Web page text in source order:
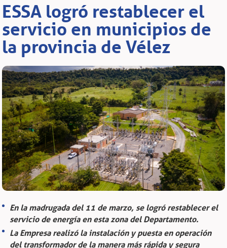
ESSA logró restablecer el
servicio en municipios de
la provincia de Vélez
En la madrugada del 11 de marzo, se logró restablecer el
servicio de energía en esta zona del Departamento.
La Empresa realizó la instalación y puesta en operación
del transformador de la manera más rápida y segura